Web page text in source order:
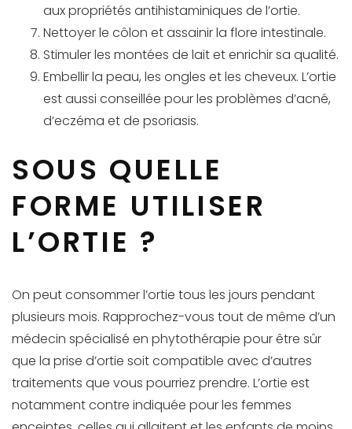
aux propriétés antihistaminiques de l’ortie.
Nettoyer le côlon et assainir la flore intestinale.
Stimuler les montées de lait et enrichir sa qualité.
Embellir la peau, les ongles et les cheveux. L’ortie
est aussi conseillée pour les problèmes d’acné,
d’eczéma et de psoriasis.
SOUS QUELLE
FORME UTILISER
L’ORTIE ?
On peut consommer l’ortie tous les jours pendant
plusieurs mois. Rapprochez-vous tout de même d’un
médecin spécialisé en phytothérapie pour être sûr
que la prise d’ortie soit compatible avec d’autres
traitements que vous pourriez prendre. L’ortie est
notamment contre indiquée pour les femmes